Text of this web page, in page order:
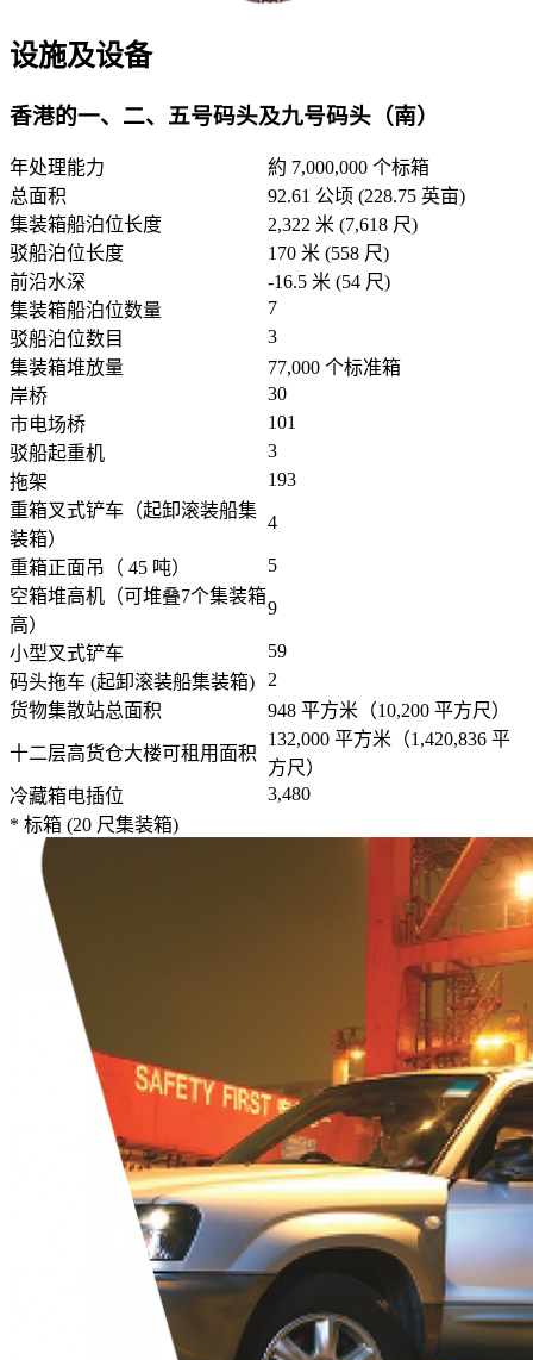
设施及设备
香港的一、二、五号码头及九号码头（南）
年处理能力
約 7,000,000 个标箱
总面积
92.61 公顷 (228.75 英亩)
集装箱船泊位长度
2,322 米 (7,618 尺)
驳船泊位长度
170 米 (558 尺)
前沿水深
-16.5 米 (54 尺)
集装箱船泊位数量
7
驳船泊位数目
3
集装箱堆放量
77,000 个标准箱
岸桥
30
市电场桥
101
驳船起重机
3
拖架
193
重箱叉式铲车（起卸滚装船集
装箱）
4
重箱正面吊（ 45 吨）
5
空箱堆高机（可堆叠7个集装箱
高）
9
小型叉式铲车
59
码头拖车 (起卸滚装船集装箱)
2
货物集散站总面积
948 平方米（10,200 平方尺）
十二层高货仓大楼可租用面积
132,000 平方米（1,420,836 平
方尺）
冷藏箱电插位
3,480
* 标箱 (20 尺集装箱)